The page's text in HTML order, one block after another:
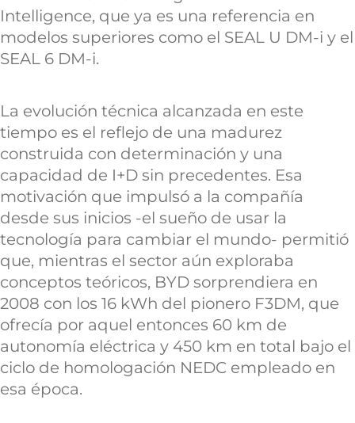
Intelligence, que ya es una referencia en
modelos superiores como el SEAL U DM-i y el
SEAL 6 DM-i.
La evolución técnica alcanzada en este
tiempo es el reflejo de una madurez
construida con determinación y una
capacidad de I+D sin precedentes. Esa
motivación que impulsó a la compañía
desde sus inicios -el sueño de usar la
tecnología para cambiar el mundo- permitió
que, mientras el sector aún exploraba
conceptos teóricos, BYD sorprendiera en
2008 con los 16 kWh del pionero F3DM, que
ofrecía por aquel entonces 60 km de
autonomía eléctrica y 450 km en total bajo el
ciclo de homologación NEDC empleado en
esa época.